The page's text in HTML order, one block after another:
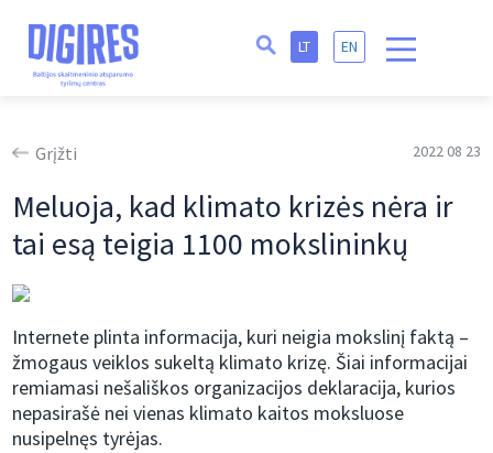
LT EN
Grįžti 2022 08 23
Meluoja, kad klimato krizės nėra ir
tai esą teigia 1100 mokslininkų
Internete plinta informacija, kuri neigia mokslinį faktą –
žmogaus veiklos sukeltą klimato krizę. Šiai informacijai
remiamasi nešališkos organizacijos deklaracija, kurios
nepasirašė nei vienas klimato kaitos moksluose
nusipelnęs tyrėjas.